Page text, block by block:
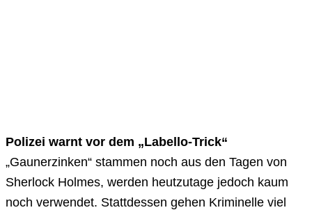
Polizei warnt vor dem „Labello-Trick“
„Gaunerzinken“ stammen noch aus den Tagen von
Sherlock Holmes, werden heutzutage jedoch kaum
noch verwendet. Stattdessen gehen Kriminelle viel